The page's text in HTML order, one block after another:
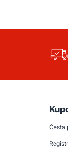
Česta